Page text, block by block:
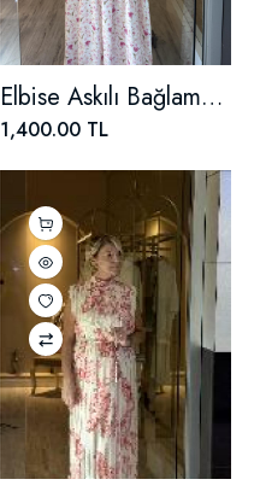
Elbise Askılı Bağlamalı Çiçek Desenli
1,400.00 TL